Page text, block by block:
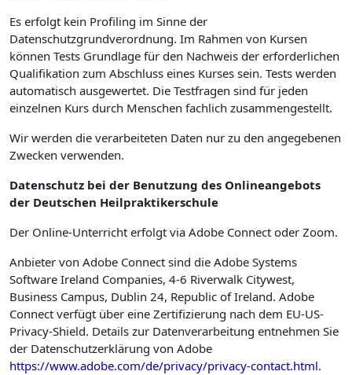
Es erfolgt kein Profiling im Sinne der
Datenschutzgrundverordnung. Im Rahmen von Kursen
können Tests Grundlage für den Nachweis der erforderlichen
Qualifikation zum Abschluss eines Kurses sein. Tests werden
automatisch ausgewertet. Die Testfragen sind für jeden
einzelnen Kurs durch Menschen fachlich zusammengestellt.
Wir werden die verarbeiteten Daten nur zu den angegebenen
Zwecken verwenden.
Datenschutz bei der Benutzung des Onlineangebots
der Deutschen Heilpraktikerschule
Der Online-Unterricht erfolgt via Adobe Connect oder Zoom.
Anbieter von Adobe Connect sind die Adobe Systems
Software Ireland Companies, 4-6 Riverwalk Citywest,
Business Campus, Dublin 24, Republic of Ireland. Adobe
Connect verfügt über eine Zertifizierung nach dem EU-US-
Privacy-Shield. Details zur Datenverarbeitung entnehmen Sie
der Datenschutzerklärung von Adobe
https://www.adobe.com/de/privacy/privacy-contact.html.